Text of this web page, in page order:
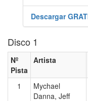
Descargar
Disco 1
Nº
Pista
Artista
1
Mychael
Danna, Jeff